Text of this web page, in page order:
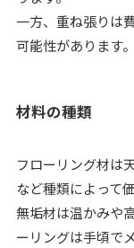
一方、重ね張りは
可能性があります。
材料の種類
フローリング材は
など種類によって
無垢材は温かみや
ーリングは手頃で